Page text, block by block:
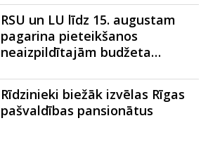
RSU un LU līdz 15. augustam
pagarina pieteikšanos
neaizpildītajām budžeta…
Rīdzinieki biežāk izvēlas Rīgas
pašvaldības pansionātus